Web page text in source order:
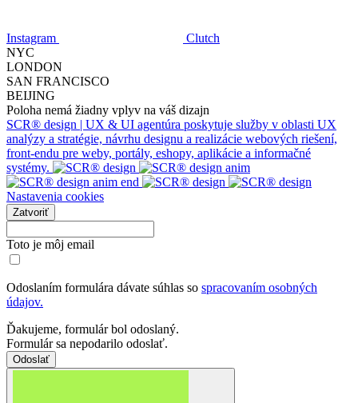
Instagram
Clutch
NYC
LONDON
SAN FRANCISCO
BEIJING
Poloha nemá žiadny vplyv na váš dizajn
SCR® design | UX & UI agentúra poskytuje služby v oblasti UX
analýzy a stratégie, návrhu designu a realizácie webových riešení,
front-endu pre weby, portály, eshopy, aplikácie a informačné
systémy.
Nastavenia cookies
Zatvoriť
Toto je môj email
Odoslaním formulára dávate súhlas so spracovaním osobných
údajov.
Ďakujeme, formulár bol odoslaný.
Formulár sa nepodarilo odoslať.